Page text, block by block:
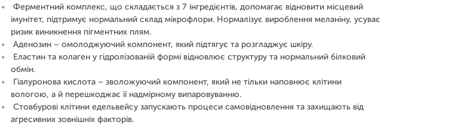
Ферментний комплекс, що складається з 7 інгредієнтів, допомагає відновити місцевий
імунітет, підтримує нормальний склад мікрофлори. Нормалізує вироблення меланіну, усуває
ризик виникнення пігментних плям.
Аденозин – омолоджуючий компонент, який підтягує та розгладжує шкіру.
Еластин та колаген у гідролізованій формі відновлює структуру та нормальний білковий
обмін.
Гіалуронова кислота – зволожуючий компонент, який не тільки наповнює клітини
вологою, а й перешкоджає її надмірному випаровуванню.
Стовбурові клітини едельвейсу запускають процеси самовідновлення та захищають від
агресивних зовнішніх факторів.